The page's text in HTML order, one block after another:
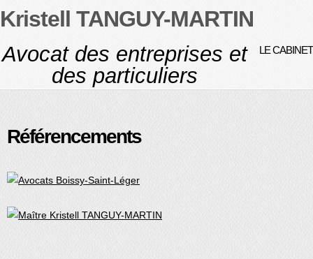
Kristell TANGUY-MARTIN
LE CABINET
Avocat des entreprises et
des particuliers
Référencements